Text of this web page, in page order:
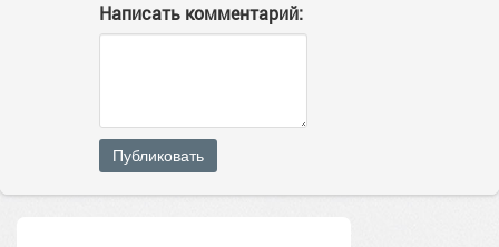
Написать комментарий:
Публиковать